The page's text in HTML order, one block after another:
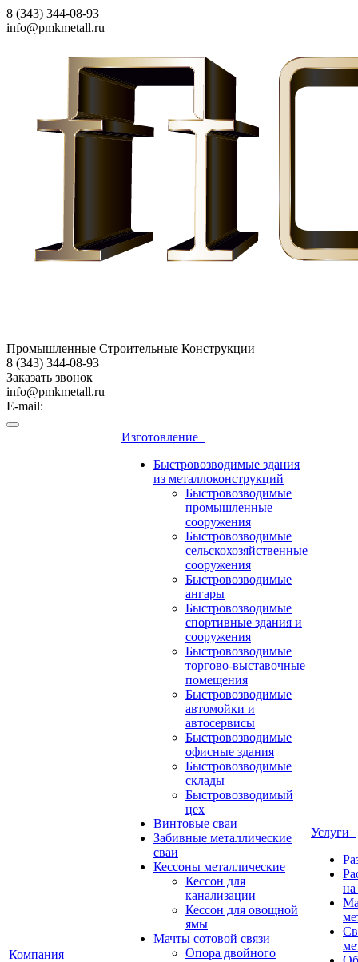
8 (343) 344-08-93
info@pmkmetall.ru
Промышленные Строительные Конструкции
8 (343) 344-08-93
Заказать звонок
info@pmkmetall.ru
E-mail:
Компания
Изготовление
Быстровозводимые здания
из металлоконструкций
Быстровозводимые
промышленные
сооружения
Быстровозводимые
сельскохозяйственные
сооружения
Быстровозводимые
ангары
Быстровозводимые
спортивные здания и
сооружения
Быстровозводимые
торгово-выставочные
помещения
Быстровозводимые
автомойки и
автосервисы
Быстровозводимые
офисные здания
Быстровозводимые
склады
Быстровозводимый
цех
Винтовые сваи
Забивные металлические
сваи
Кессоны металлические
Кессон для
канализации
Кессон для овощной
ямы
Мачты сотовой связи
Опора двойного
Услуги